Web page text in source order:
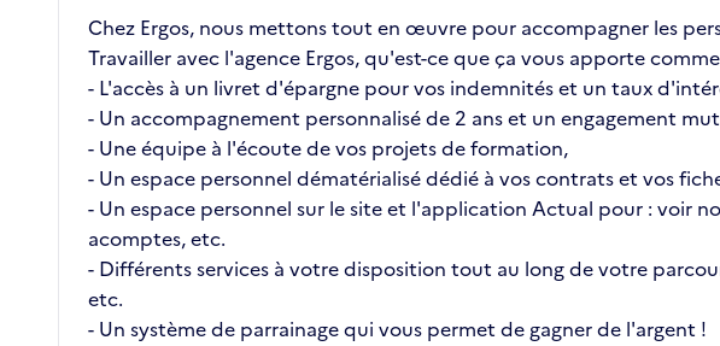
Chez Ergos, nous mettons tout en œuvre pour accompagner les
Travailler avec l'agence Ergos, qu'est-ce que ça vous apporte
- L'accès à un livret d'épargne pour vos indemnités et un taux
- Un accompagnement personnalisé de 2 ans et un engagement
- Une équipe à l'écoute de vos projets de formation,
- Un espace personnel dématérialisé dédié à vos contrats et vos
- Un espace personnel sur le site et l'application Actual pour : voir
acomptes, etc.
- Différents services à votre disposition tout au long de votre
etc.
- Un système de parrainage qui vous permet de gagner de l'argent !